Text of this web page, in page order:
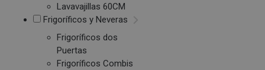
Lavavajillas 60CM
Frigoríficos y Neveras
Frigoríficos dos
Puertas
Frigoríficos Combis